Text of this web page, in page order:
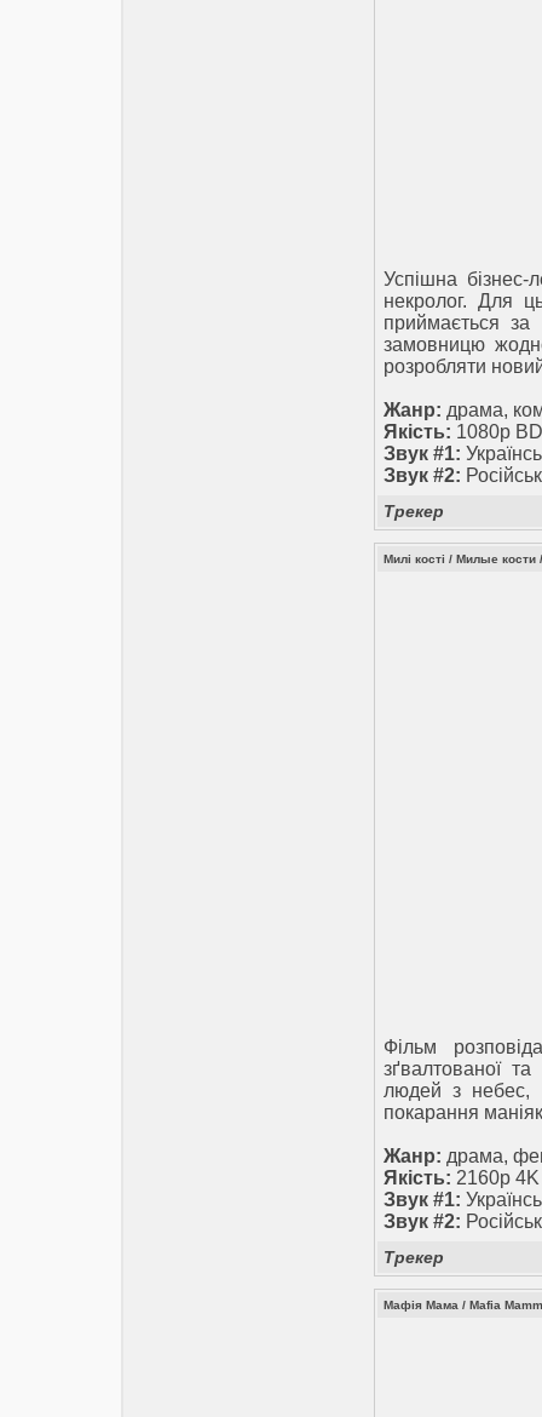
Успішна бізнес-
некролог. Для
приймається
замовницю
розробляти
Жанр: драма,
Якість: 1080p
Звук #1:
Звук #2:
Трекер
Милі кості / Милые
Фільм
зґвалтованої
людей з небес,
покарання
Жанр: драма,
Якість: 2160p
Звук #1:
Звук #2:
Трекер
Мафія Мама / Mafia